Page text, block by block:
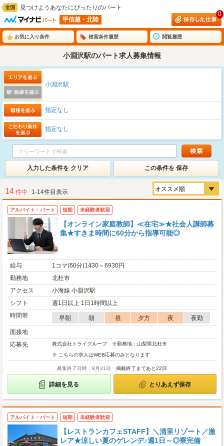
見つけようあなたにぴったりのパート
甲信越・北陸
0
お気に入り条件 検索条件履歴 閲覧履歴
小淵沢駅のパート求人募集情報
小淵沢駅
指定なし
指定なし
入力した条件を クリア この条件を 保存
14 件中 1-14件目表示
アルバイト・パート 短期 未経験者歓迎
【オンライン家庭教師】≪在宅≫★社会人講師募
集★すきま時間に60分から指導可能◎
給与
1コマ(60分)1430～6930円
勤務地
北杜市
アクセス
小海線 小淵沢駅
シフト
週1日以上 1日1時間以上
時間帯
早朝 朝 昼 夕方 夜
夜勤
面接地
応募先
株式会社トライグループ ※勤務地：山梨県北杜市
※ こちらの求人はWEB応募のみとなります
募集終了日時：8月31日 掲載終了まであと22日
詳細を見る とりあえず保存
アルバイト・パート 短期 未経験者歓迎
【レストランカフェSTAFF】＼清里リゾート／激
レア★涼しい夏のゲレンデ♪週1日～◎寮完備